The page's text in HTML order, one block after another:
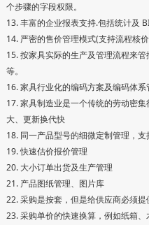
个步骤的字段权限。
13. 丰富的企业报表支持.包括统计及 BI
14. 严密的售价管理模式(支持流程核价)
15. 按家具实际的生产及管理流程来
等。
16. 家具行业化的编码方案及编码体系
17. 家具制造业是一个传统的劳动密
大、更新换代快
18. 同一产品型号的细微定制管理，支
19. 快速估价报价管理
20. 大小订单出货及生产管理
21. 产品图纸管理、图片库
22. 采购是按套，但是给供应商必须提
23. 采购单价的快速换算，例如纸箱、